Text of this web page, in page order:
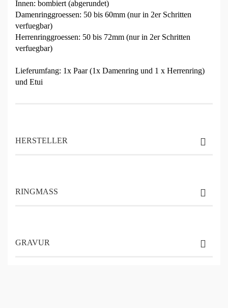
Innen: bombiert (abgerundet)
Damenringgroessen: 50 bis 60mm (nur in 2er Schritten
verfuegbar)
Herrenringgroessen: 50 bis 72mm (nur in 2er Schritten
verfuegbar)
Lieferumfang: 1x Paar (1x Damenring und 1 x Herrenring)
und Etui
HERSTELLER
RINGMASS
GRAVUR